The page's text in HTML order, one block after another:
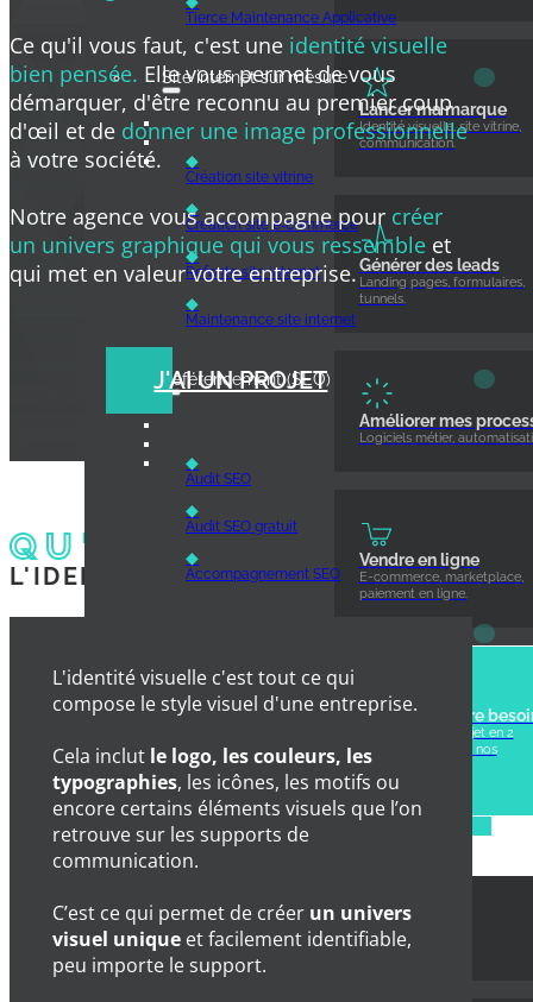
Tierce Maintenance Applicative
Site internet sur mesure
◆
Création site vitrine
◆
Création site e‑commerce
◆
Refonte site internet
◆
Maintenance site internet
Référencement (SEO)
◆
Audit SEO
◆
Audit SEO gratuit
◆
Accompagnement SEO
◆
◆
Communication print
Application mobile
Lancer ma marque
Identité visuelle, site vitrine,
communication.
Générer des leads
Landing pages, formulaires,
tunnels.
Améliorer mes
Logiciels métier,
Vendre en ligne
E-commerce, marketplace,
paiement en ligne.
Pas sûr de votre
Décrivez votre projet en 2
minutes et recevez nos
recommandations
personnalisées.
NOS RÉALISATIONS
Site vitrine
Ce qu'il vous faut, c'est une identité visuelle
bien pensée. Elle vous permet de vous
démarquer, d'être reconnu au premier coup
d'œil et de donner une image professionnelle
à votre société.
Notre agence vous accompagne pour créer
un univers graphique qui vous ressemble et
qui met en valeur votre entreprise.
J'AI UN PROJET
QU'EST-CE QUE
L'IDENTITÉ VISUELLE ?
L'identité visuelle c'est tout ce qui
compose le style visuel d'une entreprise.
Cela inclut le logo, les couleurs, les
typographies, les icônes, les motifs ou
encore certains éléments visuels que l’on
retrouve sur les supports de
communication.
C’est ce qui permet de créer un univers
visuel unique et facilement identifiable,
peu importe le support.